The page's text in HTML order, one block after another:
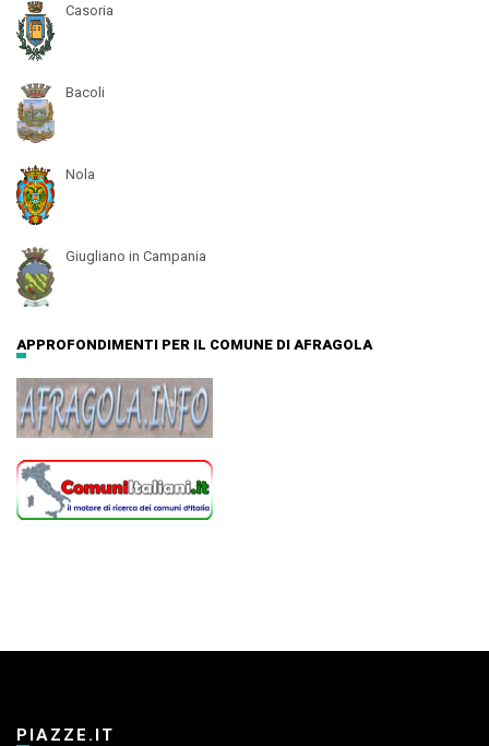
Casoria
Bacoli
Nola
Giugliano in Campania
APPROFONDIMENTI PER IL COMUNE DI AFRAGOLA
PIAZZE.IT